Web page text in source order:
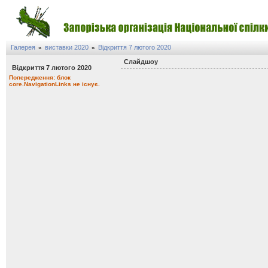
Галерея » виставки 2020 » Відкриття 7 лютого 2020
Відкриття 7 лютого 2020
Попередження: блок
core.NavigationLinks не існує.
Слайдшоу